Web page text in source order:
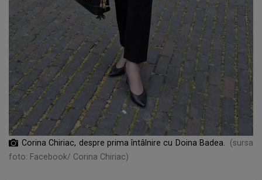
Corina Chiriac, despre prima întâlnire cu Doina Badea.
(sursa
foto: Facebook/ Corina Chiriac)